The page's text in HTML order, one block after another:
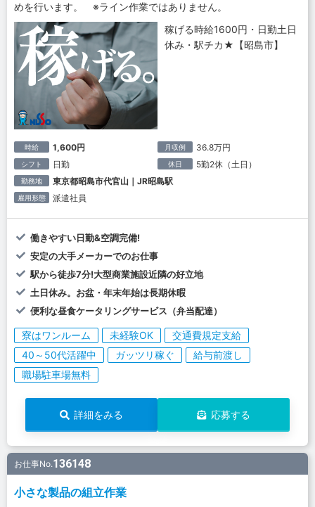
めを行います。 ※ライン作業ではありません。
稼げる時給1600円・日勤土日
休み・駅チカ★【昭島市】
時給 1,600円 月収例 36.8万円
シフト 日勤 休日 5勤2休（土日）
勤務地 東京都昭島市代官山｜JR昭島駅
雇用形態 派遣社員
働きやすい日勤&空調完備!
安定の大手メーカーでのお仕事
駅から徒歩7分!大型商業施設近隣の好立地
土日休み。お盆・年末年始は長期休暇
便利な昼食ケータリングサービス（弁当配達）
寮はワンルーム 未経験OK
交通費規定支給
40～50代活躍中
ガッツリ稼ぐ
給与前渡し
職場駐車場無料
詳細をみる 応募する
お仕事No.136148
小さな製品の組立作業